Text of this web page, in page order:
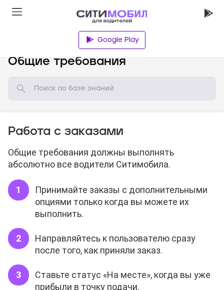
Google Play
Общие требования
Работа с заказами
Общие требования должны выполнять
абсолютно все водители Ситимобила.
Принимайте заказы с дополнительными
опциями только когда вы можете их
выполнить.
Направляйтесь к пользователю сразу
после того, как приняли заказ.
Ставьте статус «На месте», когда вы уже
прибыли в точку подачи.